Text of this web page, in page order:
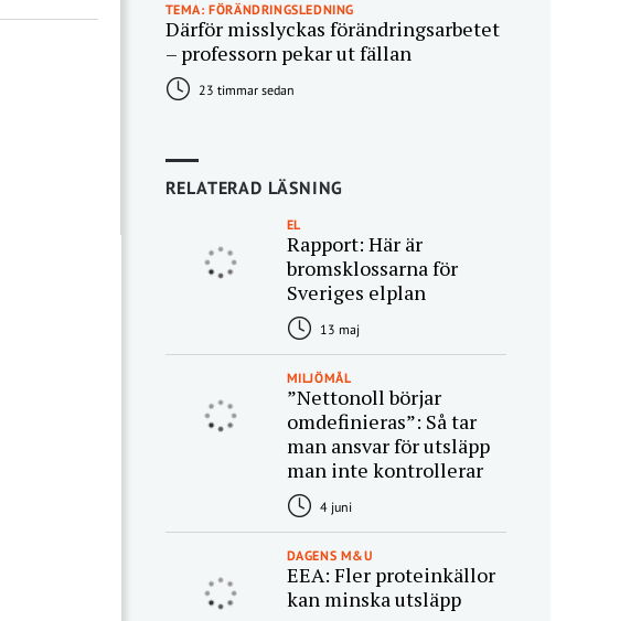
TEMA: FÖRÄNDRINGSLEDNING
Därför misslyckas förändringsarbetet
– professorn pekar ut fällan
23 timmar sedan
RELATERAD LÄSNING
EL
Rapport: Här är
bromsklossarna för
Sveriges elplan
13 maj
MILJÖMÅL
”Nettonoll börjar
omdefinieras”: Så tar
man ansvar för utsläpp
man inte kontrollerar
4 juni
DAGENS M&U
EEA: Fler proteinkällor
kan minska utsläpp